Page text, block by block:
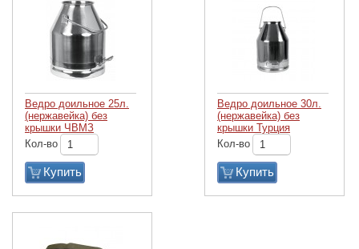
Ведро доильное 25л.
(нержавейка) без
крышки ЧВМЗ
Кол-во
Купить
Ведро доильное 30л.
(нержавейка) без
крышки Турция
Кол-во
Купить